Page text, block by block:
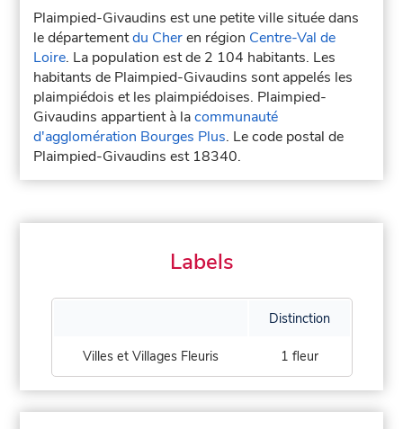
Plaimpied-Givaudins est une petite ville située dans
le départementdu Cheren région Centre-Val de
Loire. La population est de 2 104 habitants. Les
habitants de Plaimpied-Givaudins sont appelés les
plaimpiédois et les plaimpiédoises. Plaimpied-
Givaudins appartient à lacommunauté
d'agglomération Bourges Plus. Le code postal de
Plaimpied-Givaudins est 18340.
Labels
Distinction
Villes et Villages Fleuris 1 fleur